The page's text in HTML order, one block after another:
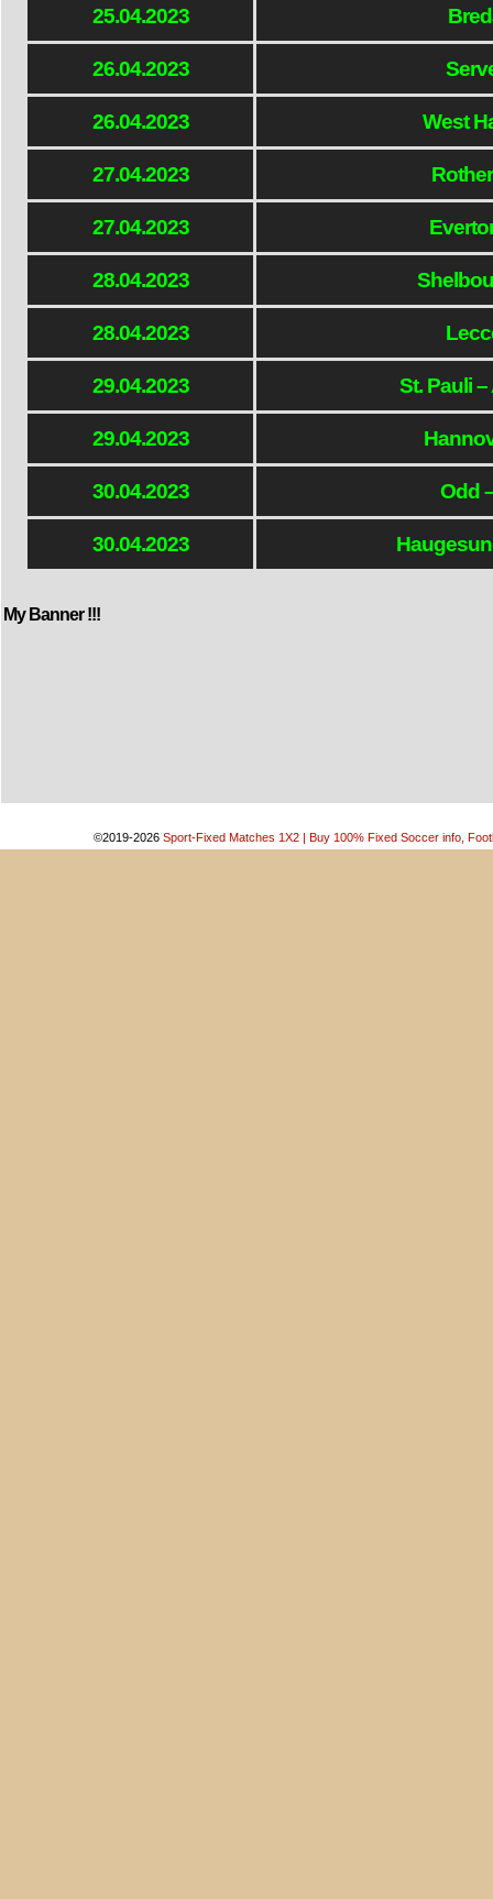
25.04.2023
26.04.2023
26.04.2023 West
27.04.2023
27.04.2023
28.04.2023
28.04.2023
29.04.2023 St. Pauli
29.04.2023
30.04.2023 Odd
30.04.2023
My Banner !!!
©2019-2026 Sport-Fixed Matches 1X2 | Buy 100% Fixed Soccer info,